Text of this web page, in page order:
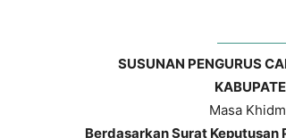
SUSUNAN PENGURUS
Masa
Berdasarkan Surat Keputusan